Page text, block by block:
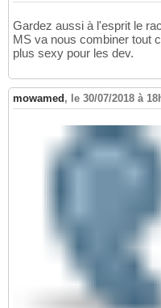
Gardez aussi à l'esprit le
MS va nous combiner tout
plus sexy pour les dev.
mowamed , le 30/07/2018 à